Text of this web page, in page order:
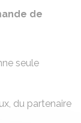
de
seule
du partenaire